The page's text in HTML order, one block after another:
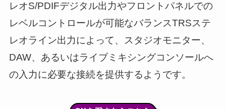
レオS/PDIFデジタル出力やフロントパネルでの
レベルコントロールが可能なバランスTRSステ
レオライン出力によって、スタジオモニター、
DAW、あるいはライブミキシングコンソールへ
の入力に必要な接続を提供するようです。